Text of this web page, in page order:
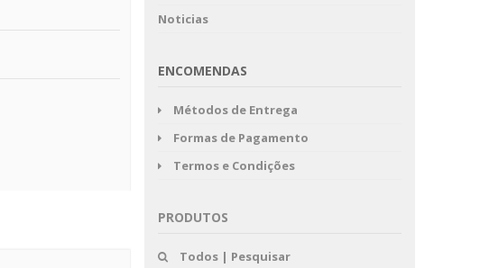
Noticias
ENCOMENDAS
Métodos de Entrega
Formas de Pagamento
Termos e Condições
PRODUTOS
Todos | Pesquisar